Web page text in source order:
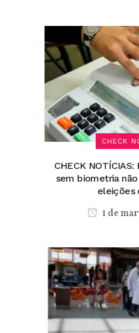
CHECK
CHECK
sem biometria
eleições
1 de